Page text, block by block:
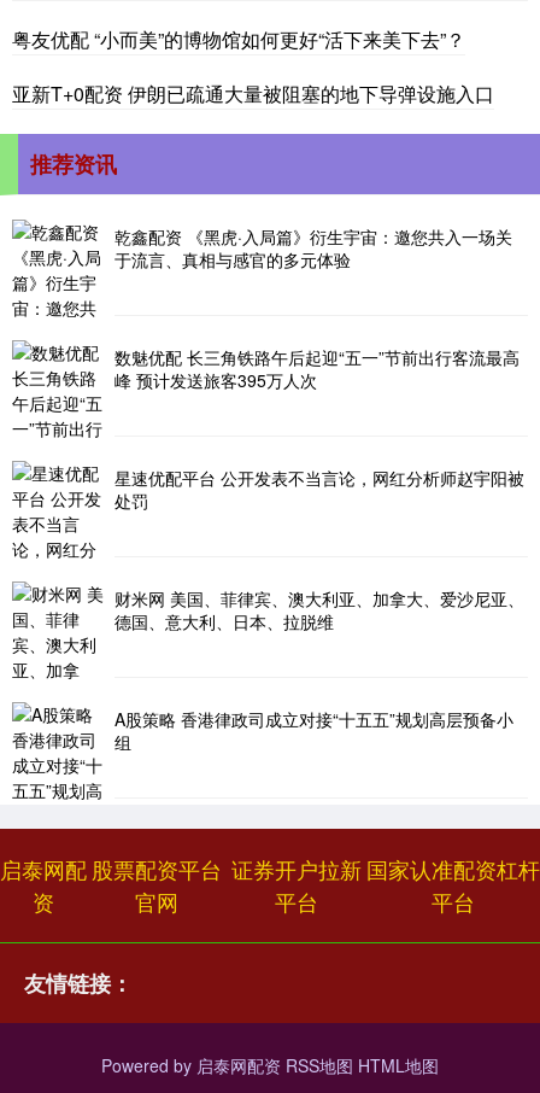
粤友优配 “小而美”的博物馆如何更好“活下来美下去”？
亚新T+0配资 伊朗已疏通大量被阻塞的地下导弹设施入口
推荐资讯
乾鑫配资 《黑虎·入局篇》衍生宇宙：邀您共入一场关
于流言、真相与感官的多元体验
数魅优配 长三角铁路午后起迎“五一”节前出行客流最高
峰 预计发送旅客395万人次
星速优配平台 公开发表不当言论，网红分析师赵宇阳被
处罚
财米网 美国、菲律宾、澳大利亚、加拿大、爱沙尼亚、
德国、意大利、日本、拉脱维
A股策略 香港律政司成立对接“十五五”规划高层预备小
组
启泰网配
资
股票配资平台
官网
证券开户拉新
平台
国家认准配资杠杆
平台
友情链接：
Powered by 启泰网配资 RSS地图 HTML地图